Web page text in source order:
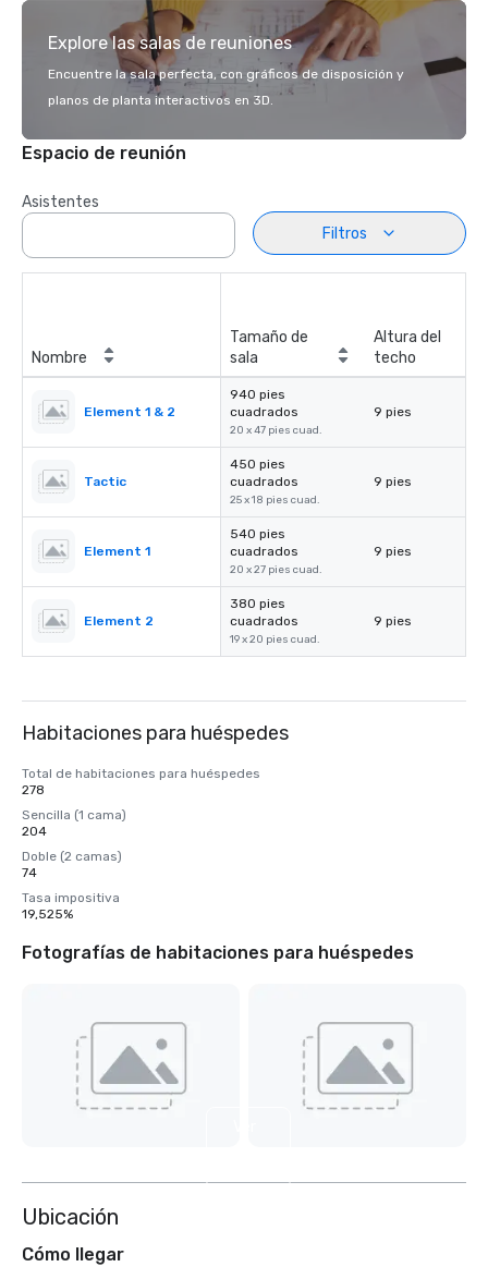
Explore las salas de reuniones
Encuentre la sala perfecta, con gráficos de disposición y
planos de planta interactivos en 3D.
Espacio de reunión
Asistentes
Filtros
Nombre
Tamaño de
sala
Altura del
techo
Element 1 & 2
940 pies
cuadrados
20 x 47 pies cuad.
9 pies
Tactic
450 pies
cuadrados
25 x 18 pies cuad.
9 pies
Element 1
540 pies
cuadrados
20 x 27 pies cuad.
9 pies
Element 2
380 pies
cuadrados
19 x 20 pies cuad.
9 pies
Habitaciones para huéspedes
Total de habitaciones para huéspedes
278
Sencilla (1 cama)
204
Doble (2 camas)
74
Tasa impositiva
19,525%
Fotografías de habitaciones para huéspedes
Ubicación
Cómo llegar